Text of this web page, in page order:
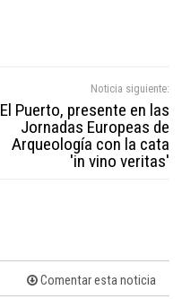
Noticia siguiente:
El Puerto, presente en las
Jornadas Europeas de
Arqueología con la cata
'in vino veritas'
Comentar esta noticia